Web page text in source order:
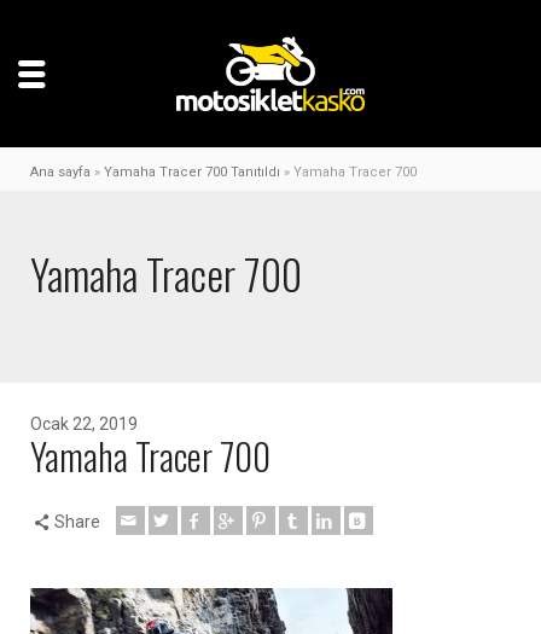
Ana sayfa » Yamaha Tracer 700 Tanıtıldı » Yamaha Tracer 700
Yamaha Tracer 700
Ocak 22, 2019
Yamaha Tracer 700
Share